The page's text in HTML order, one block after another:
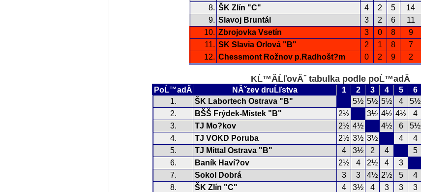
8. ŠK Zlín "C" 4 2 5 14
9. Slavoj Bruntál 3 2 6 11
10. Zbrojovka Vsetín 3 0 8 9
11. SK Slavia Orlová "B" 2 1 8 7
12. Chessmont Rožnov p.Radhošt?m 0 2 9 2
KĹ™Ă­ĹľovĂˇ tabulka podle poĹ™adĂ­
PoĹ™adĂ­ NĂˇzev druĹľstva 1 2 3 4 5 6
1.
ŠK Labortech Ostrava "B" 5½ 5½ 5½ 4 5½
2.
BŠŠ Frýdek-Místek "B" 2½ 3½ 4½ 4½ 4
3.
TJ Mo?kov 2½ 4½ 4½ 6 5½
4.
TJ VOKD Poruba 2½ 3½ 3½ 4 4
5.
TJ Mittal Ostrava "B" 4 3½ 2 4 5
6.
Baník Haví?ov 2½ 4 2½ 4 3
7.
Sokol Dobrá 3 3 4½ 2½ 5 4
8.
ŠK Zlín "C" 4 3½ 4 3 3 3